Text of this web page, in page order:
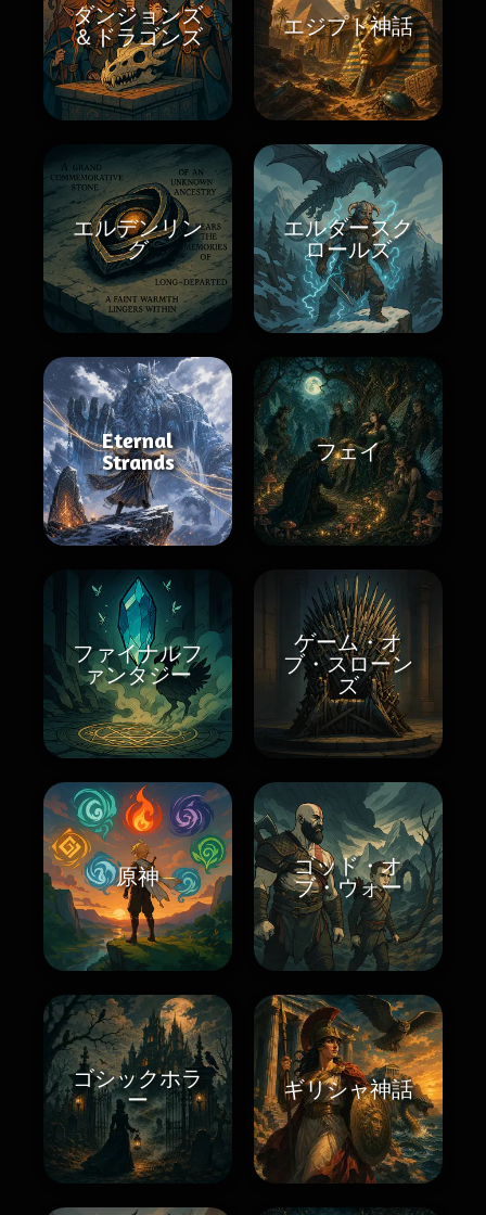
ダンジョンズ
＆ドラゴンズ
エジプト神話
エルデンリン
グ
エルダースク
ロールズ
Eternal
Strands
フェイ
ファイナルフ
ァンタジー
ゲーム・オ
ブ・スローン
ズ
原神
ゴッド・オ
ブ・ウォー
ゴシックホラ
ー
ギリシャ神話